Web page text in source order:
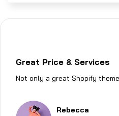
Great Price & Services
Not only a great Shopify
Rebecca